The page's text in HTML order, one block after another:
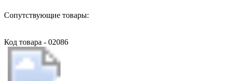
Сопутствующие товары:
Код товара - 02086